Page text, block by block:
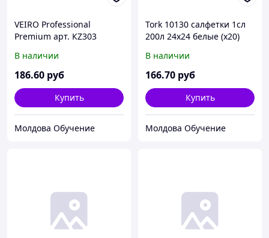
VEIRO Professional
Premium арт. КZ303
пачках 2-сл 200л (х21)
В наличии
186.60 руб
Купить
Молдова Обучение
Tork 10130 cалфетки 1сл
200л 24х24 белые (х20)
В наличии
166.70 руб
Купить
Молдова Обучение